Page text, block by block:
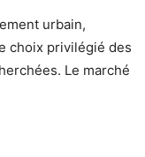
urbain,
choix privilégié des
Le marché